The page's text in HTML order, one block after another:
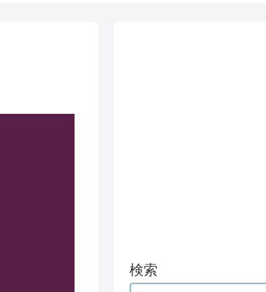
検索